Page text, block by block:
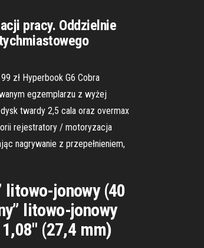
pracy. Oddzielnie
zł Hyperbook G6 Cobra
egzemplarzu z wyżej
twardy 2,5 cala oraz overmax
rejestratory / motoryzacja
nagrywanie z przepełnieniem,
litowo-jonowy (40
litowo-jonowy
(27,4 mm)